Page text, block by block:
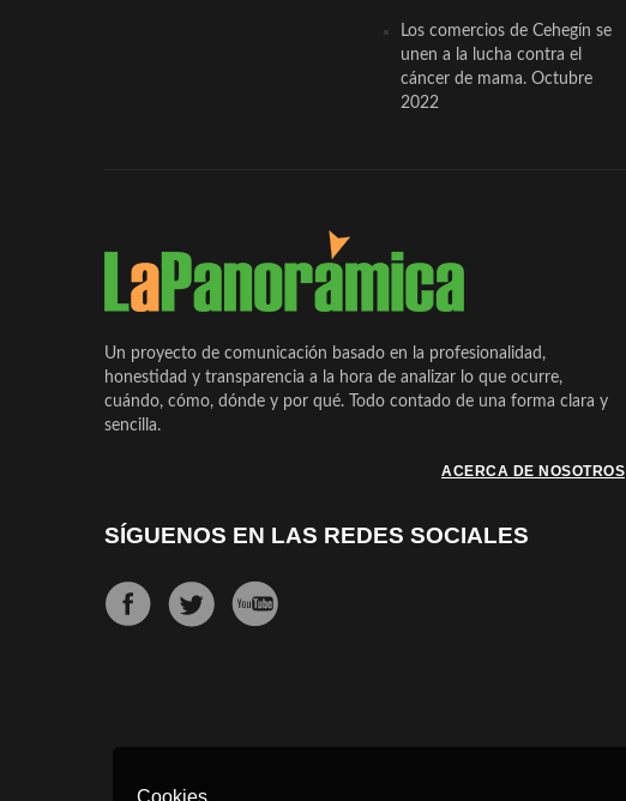
Los comercios de Cehegín se
unen a la lucha contra el
cáncer de mama. Octubre
2022
Un proyecto de comunicación basado en la profesionalidad,
honestidad y transparencia a la hora de analizar lo que ocurre,
cuándo, cómo, dónde y por qué. Todo contado de una forma clara y
sencilla.
ACERCA DE NOSOTROS
SÍGUENOS EN LAS REDES SOCIALES
Cookies